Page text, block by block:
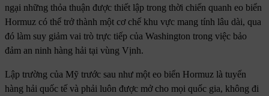
ngại những thỏa thuận được thiết lập trong thời chiến quanh eo biển
Hormuz có thể trở thành một cơ chế khu vực mang tính lâu dài, qua
đó làm suy giảm vai trò trực tiếp của Washington trong việc bảo
đảm an ninh hàng hải tại vùng Vịnh.
Lập trường của Mỹ trước sau như một eo biển Hormuz là tuyến
hàng hải quốc tế và phải luôn được mở cho mọi quốc gia, không đi